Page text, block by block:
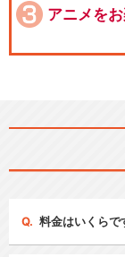
アニメを
料金はいくらで